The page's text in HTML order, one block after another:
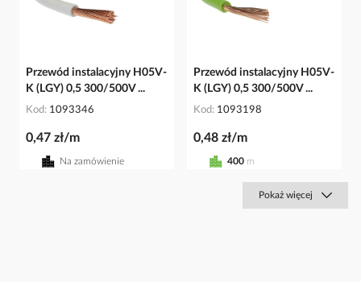
Przewód instalacyjny H05V-
K (LGY) 0,5 300/500V ...
Kod 1093346
0,47 zł/m
Na zamówienie
Przewód instalacyjny H05V-
K (LGY) 0,5 300/500V ...
Kod 1093198
0,48 zł/m
400 m
Pokaż więcej